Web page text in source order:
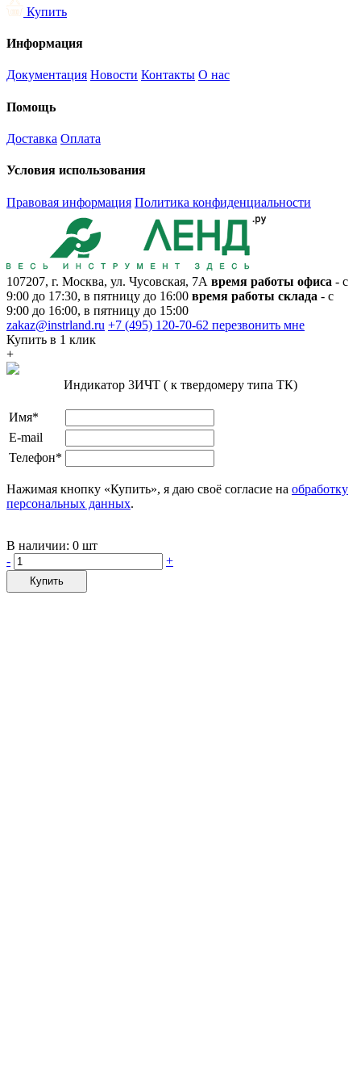
Купить
Информация
Документация Новости Контакты О нас
Помощь
Доставка Оплата
Условия использования
Правовая информация Политика конфиденциальности
107207, г. Москва, ул. Чусовская, 7А время работы офиса - с
9:00 до 17:30, в пятницу до 16:00 время работы склада - с
9:00 до 16:00, в пятницу до 15:00
zakaz@instrland.ru +7 (495) 120-70-62 перезвонить мне
Купить в 1 клик
+
Индикатор 3ИЧТ ( к твердомеру типа ТК)
Имя*
E-mail
Телефон*
Нажимая кнопку «Купить», я даю своё согласие на обработку
персональных данных.
В наличии: 0 шт
-
+
Купить